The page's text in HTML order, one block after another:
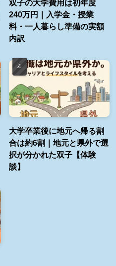
双子の大学費用は初年度
240万円｜入学金・授業
料・一人暮らし準備の実額
内訳
大学卒業後に地元へ帰る割
合は約6割｜地元と県外で選
択が分かれた双子【体験
談】